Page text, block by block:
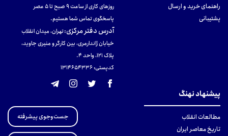
راهنمای خرید و ارسال
پشتیبانی
روزهای کاری از ساعت ۹ صبح تا ۵ عصر
پاسخگوی تماس شما هستیم.
آدرس دفتر مرکزی:تهران، میدان انقلاب
خیابان ژاندارمری، بین کارگر و منیری جاوید،
پلاک 121، واحد ۴.
کدپستی: 131465433۶
پیشنهاد نهنگ
مطالعات انقلاب
تاریخ معاصر ایران
جست‌وجوی پیشرفته